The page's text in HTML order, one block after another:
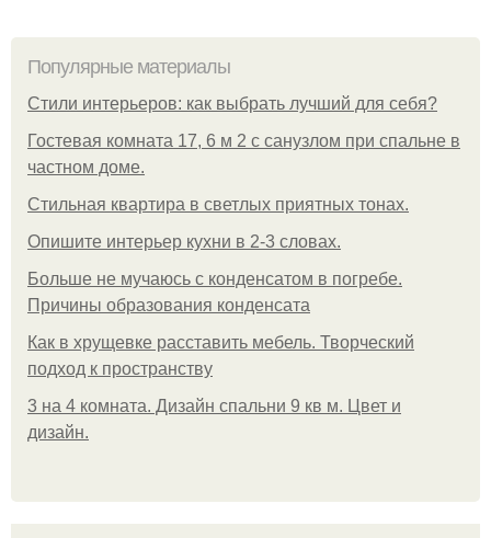
Популярные материалы
Стили интерьеров: как выбрать лучший для себя?
Гостевая комната 17, 6 м 2 с санузлом при спальне в
частном доме.
Стильная квартира в светлых приятных тонах.
Опишите интерьер кухни в 2-3 словах.
Больше не мучаюсь с конденсатом в погребе.
Причины образования конденсата
Как в хрущевке расставить мебель. Творческий
подход к пространству
3 на 4 комната. Дизайн спальни 9 кв м. Цвет и
дизайн.